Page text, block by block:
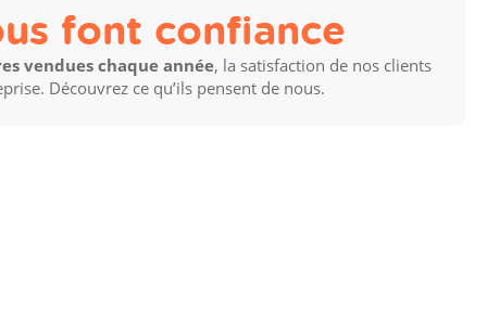
font confiance
vendues chaque année, la satisfaction de nos clients
Découvrez ce qu’ils pensent de nous.